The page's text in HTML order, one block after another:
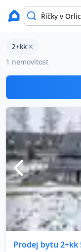
Prodat
Prodej s
Chytrý
Ceny
Okamžitý
Přehled
Co říkají
okres Rychnov nad
Byty 2+kk na
2+kk
1 nemovitost
Prodej bytu 2+kk